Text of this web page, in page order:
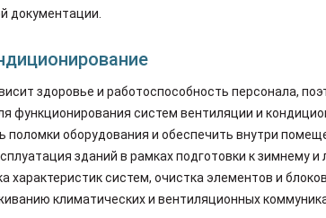
документации.
здоровье и работоспособность персонала,
функционирования систем вентиляции и
поломки оборудования и обеспечить внутри
зданий в рамках подготовки к
характеристик систем, очистка элементов и
климатических и вентиляционных